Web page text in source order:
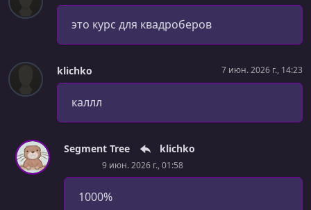
это курс для квадроберов
klichko 7 июн. 2026 г., 14:23
каллл
Segment Tree klichko
9 июн. 2026 г., 01:58
1000%